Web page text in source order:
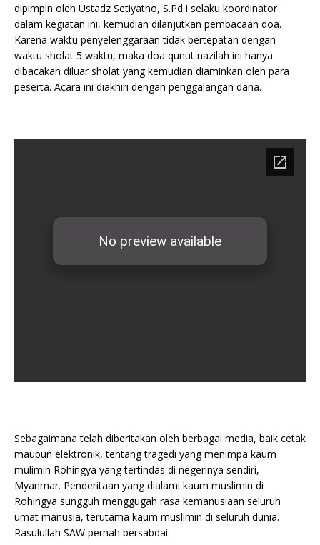
dipimpin oleh Ustadz Setiyatno, S.Pd.I selaku koordinator
dalam kegiatan ini, kemudian dilanjutkan pembacaan doa.
Karena waktu penyelenggaraan tidak bertepatan dengan
waktu sholat 5 waktu, maka doa qunut nazilah ini hanya
dibacakan diluar sholat yang kemudian diaminkan oleh para
peserta. Acara ini diakhiri dengan penggalangan dana.
Sebagaimana telah diberitakan oleh berbagai media, baik cetak
maupun elektronik, tentang tragedi yang menimpa kaum
mulimin Rohingya yang tertindas di negerinya sendiri,
Myanmar. Penderitaan yang dialami kaum muslimin di
Rohingya sungguh menggugah rasa kemanusiaan seluruh
umat manusia, terutama kaum muslimin di seluruh dunia.
Rasulullah SAW pernah bersabdai: